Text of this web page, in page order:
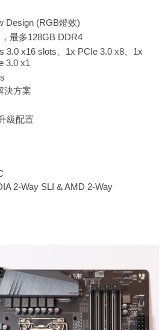
Design (RGB燈效)
最多128GB DDR4
3.0 x16 slots、1x PCIe 3.0 x8、1x
3.0 x1
決方案
級配置
2-Way SLI & AMD 2-Way